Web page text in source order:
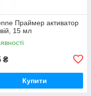
Праймер активатор
15 мл
₴
Купити